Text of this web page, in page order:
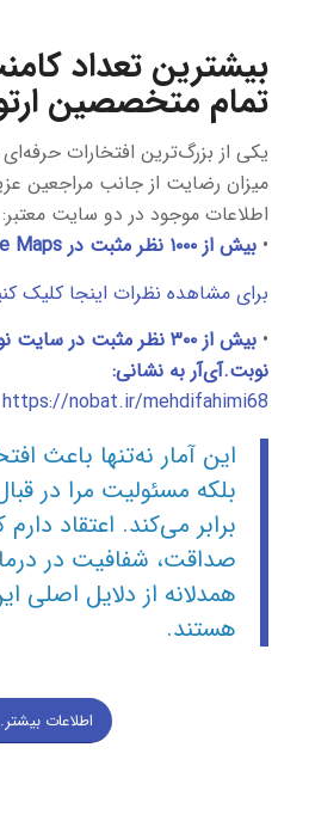
بیشترین تعداد
تمام متخصصین
یکی از بزرگ‌ترین افتخارات
میزان رضایت از جانب مراجعین
اطلاعات موجود در دو سایت معتبر:
• بیش از ۱۰۰۰ نظر مثبت در Google Maps
برای مشاهده نظرات اینجا کلیک
•
بیش از ۳۰۰ نظر مثبت در
نوبت.آی‌آر به نشانی:
https://nobat.ir/mehdifahimi68
این آمار نه‌تنها باعث
بلکه مسئولیت مرا در
برابر می‌کند. اعتقاد دارم
صداقت، شفافیت در
همدلانه از دلایل اصلی
هستند.
اطلاعات